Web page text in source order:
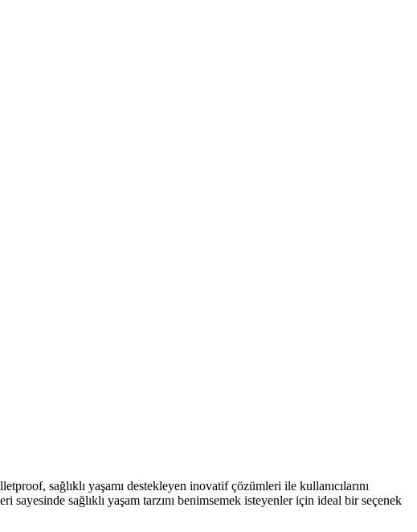
sağlıklı yaşamı destekleyen inovatif çözümleri ile kullanıcılarını
sağlıklı yaşam tarzını benimsemek isteyenler için ideal bir seçenek